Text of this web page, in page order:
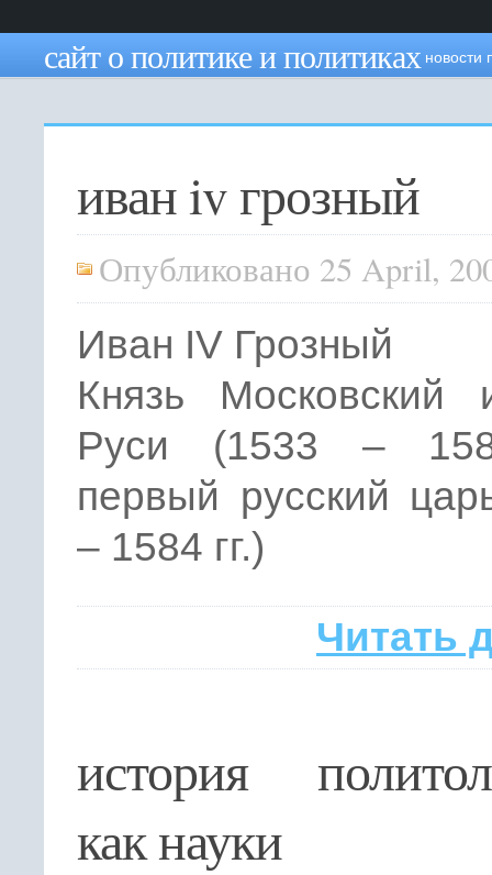
сайт о политике и политиках новости
иван iv грозный
Опубликовано 25 April,
Иван IV Грозный
Князь Московский
Руси (1533 –
первый русский
– 1584 гг.)
Читать
история
как науки